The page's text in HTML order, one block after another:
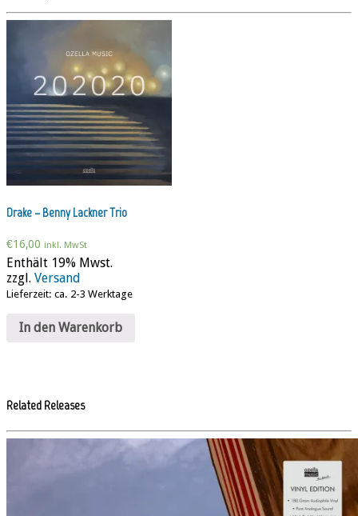
Drake – Benny Lackner Trio
€16,00 inkl. MwSt
Enthält 19% Mwst.
zzgl. Versand
Lieferzeit: ca. 2-3 Werktage
In den Warenkorb
Related Releases